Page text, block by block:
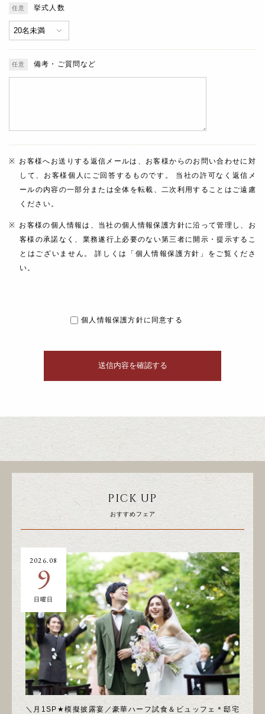
挙式人数
備考・ご質問など
お客様へお送りする返信メールは、お客様からのお問い合わせに対
して、お客様個人にご回答するものです。 当社の許可なく返信メ
ールの内容の一部分または全体を転載、二次利用することはご遠慮
ください。
お客様の個人情報は、当社の個人情報保護方針に沿って管理し、お
客様の承諾なく、業務遂行上必要のない第三者に開示・提示するこ
とはございません。 詳しくは「個人情報保護方針」をご覧くださ
い。
個人情報保護方針に同意する
PICK UP
おすすめフェア
＼月1SP★模擬披露宴／豪華ハーフ試食＆ビュッフェ＊邸宅
2026.08
9
日曜日